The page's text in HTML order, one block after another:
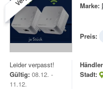
Marke:
Preis:
Leider verpasst!
Gültig: 08.12. -
11.12.
Stadt: